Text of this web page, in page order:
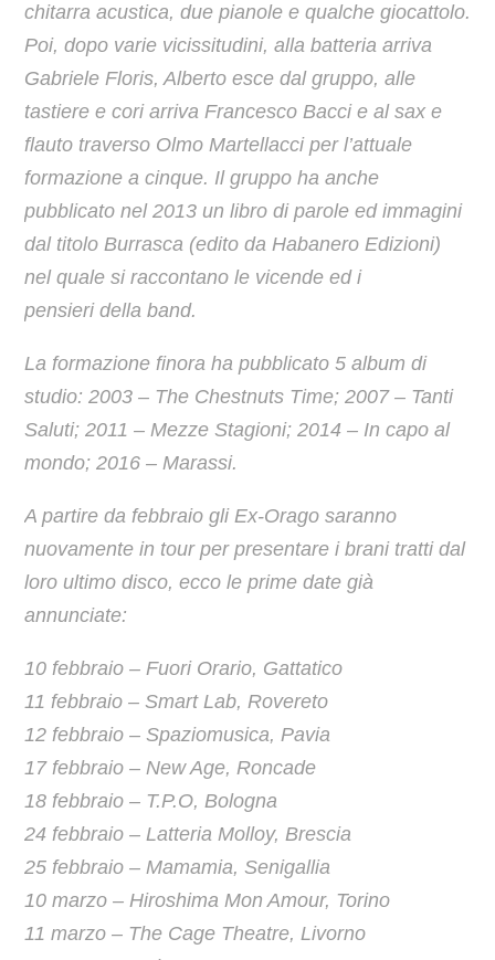
chitarra acustica, due pianole e qualche giocattolo.
Poi, dopo varie vicissitudini, alla batteria arriva
Gabriele Floris, Alberto esce dal gruppo, alle
tastiere e cori arriva Francesco Bacci e al sax e
flauto traverso Olmo Martellacci per l’attuale
formazione a cinque. Il gruppo ha anche
pubblicato nel 2013 un libro di parole ed immagini
dal titolo Burrasca (edito da Habanero Edizioni)
nel quale si raccontano le vicende ed i
pensieri della band.
La formazione finora ha pubblicato 5 album di
studio: 2003 – The Chestnuts Time; 2007 – Tanti
Saluti; 2011 – Mezze Stagioni; 2014 – In capo al
mondo; 2016 – Marassi.
A partire da febbraio gli Ex-Orago saranno
nuovamente in tour per presentare i brani tratti dal
loro ultimo disco, ecco le prime date già
annunciate:
10 febbraio – Fuori Orario, Gattatico
11 febbraio – Smart Lab, Rovereto
12 febbraio – Spaziomusica, Pavia
17 febbraio – New Age, Roncade
18 febbraio – T.P.O, Bologna
24 febbraio – Latteria Molloy, Brescia
25 febbraio – Mamamia, Senigallia
10 marzo – Hiroshima Mon Amour, Torino
11 marzo – The Cage Theatre, Livorno